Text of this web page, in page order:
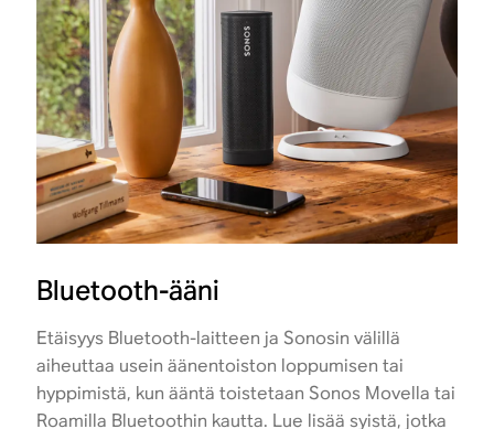
Bluetooth-ääni
Etäisyys Bluetooth-laitteen ja Sonosin välillä
aiheuttaa usein äänentoiston loppumisen tai
hyppimistä, kun ääntä toistetaan Sonos Movella tai
Roamilla Bluetoothin kautta. Lue lisää syistä, jotka